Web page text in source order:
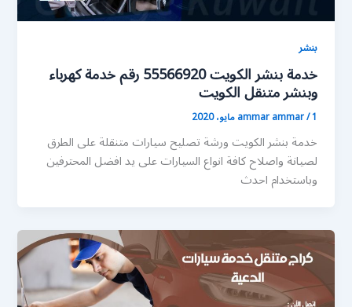
بنشر
خدمة بنشر الكويت 55566920 رقم خدمة كهرباء
وبنشر متنقل الكويت
ammar ammar/1 مايو، 2020
خدمة بنشر الكويت ورشة تصليح سيارات متنقلة على الطرق
لصيانة واصلاح كافة انواع السيارات على يد افضل المحترفين
وباستخدام احدث